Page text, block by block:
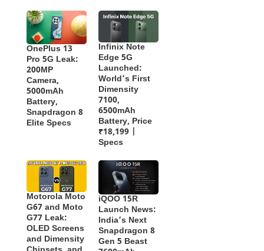
OnePlus 13
Pro 5G Leak:
200MP
Camera,
5000mAh
Battery,
Snapdragon 8
Elite Specs
Infinix Note
Edge 5G
Launched:
World’s First
Dimensity
7100,
6500mAh
Battery, Price
₹18,199 |
Specs
Motorola Moto
G67 and Moto
G77 Leak:
OLED Screens
and Dimensity
iQOO 15R
Launch News:
India’s Next
Snapdragon 8
Gen 5 Beast